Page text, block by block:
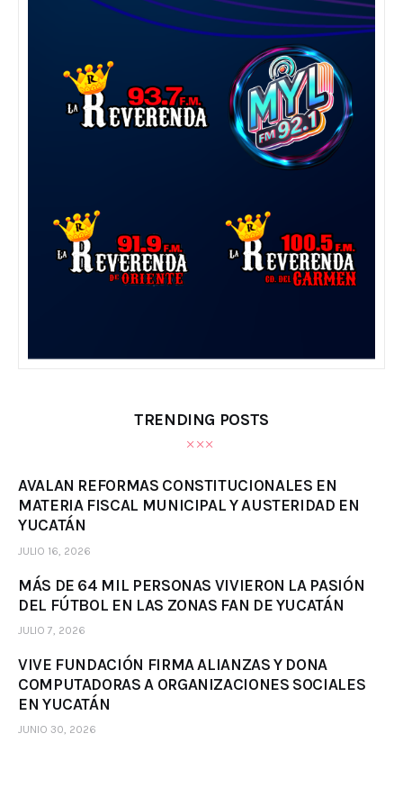
TRENDING POSTS
AVALAN REFORMAS CONSTITUCIONALES EN
MATERIA FISCAL MUNICIPAL Y AUSTERIDAD EN
YUCATÁN
JULIO 16, 2026
MÁS DE 64 MIL PERSONAS VIVIERON LA PASIÓN
DEL FÚTBOL EN LAS ZONAS FAN DE YUCATÁN
JULIO 7, 2026
VIVE FUNDACIÓN FIRMA ALIANZAS Y DONA
COMPUTADORAS A ORGANIZACIONES SOCIALES
EN YUCATÁN
JUNIO 30, 2026